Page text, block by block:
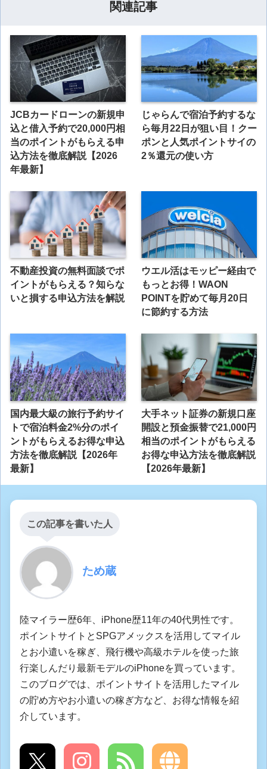
関連記事
JCBカードローンの新規申
込と借入予約で20,000円相
当のポイントがもらえる申
込方法を徹底解説【2026
年最新】
じゃらんで宿泊予約するな
ら毎月22日が狙い目！クー
ポンと人気ポイントサイの
2％還元の使い方
不動産投資の無料面談でポ
イントがもらえる？知らな
いと損する申込方法を解説
ウエル活はモッピー経由で
もっとお得！WAON
POINTを貯めて毎月20日
に節約する方法
国内最大級の旅行予約サイ
トで宿泊料金2%分のポイ
ントがもらえるお得な申込
方法を徹底解説【2026年
最新】
大手ネット証券の新規口座
開設と預金振替で21,000円
相当のポイントがもらえる
お得な申込方法を徹底解説
【2026年最新】
この記事を書いた人
ため蔵
陸マイラー歴6年、iPhone歴11年の40代男性です。
ポイントサイトとSPGアメックスを活用してマイル
とお小遣いを稼ぎ、飛行機や高級ホテルを使った旅
行楽しんだり最新モデルのiPhoneを買っています。
このブログでは、ポイントサイトを活用したマイル
の貯め方やお小遣いの稼ぎ方など、お得な情報を紹
介しています。